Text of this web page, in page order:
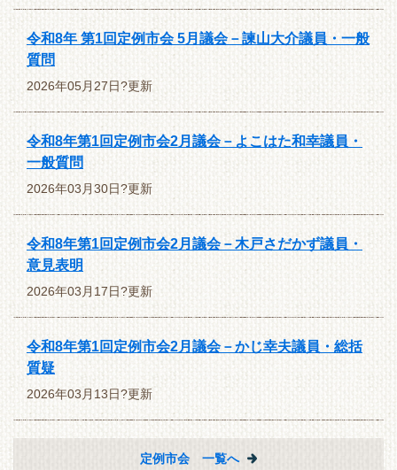
令和8年 第1回定例市会 5月議会－諫山大介議員・一般
質問
2026年05月27日?更新
令和8年第1回定例市会2月議会－よこはた和幸議員・
一般質問
2026年03月30日?更新
令和8年第1回定例市会2月議会－木戸さだかず議員・
意見表明
2026年03月17日?更新
令和8年第1回定例市会2月議会－かじ幸夫議員・総括
質疑
2026年03月13日?更新
定例市会 一覧へ